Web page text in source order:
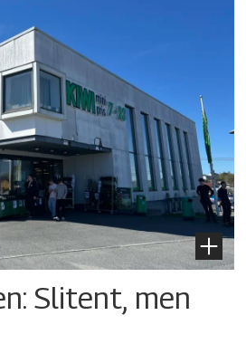
Slitent, men